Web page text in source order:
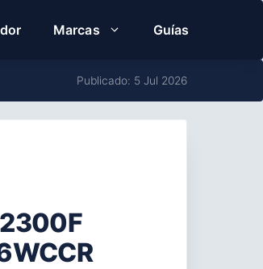
Marcas Guías
Publicado: 5 Jul 2026